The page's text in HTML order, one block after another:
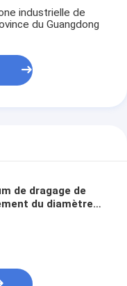
industrielle de
du Guangdong
de dragage de
du diamètre